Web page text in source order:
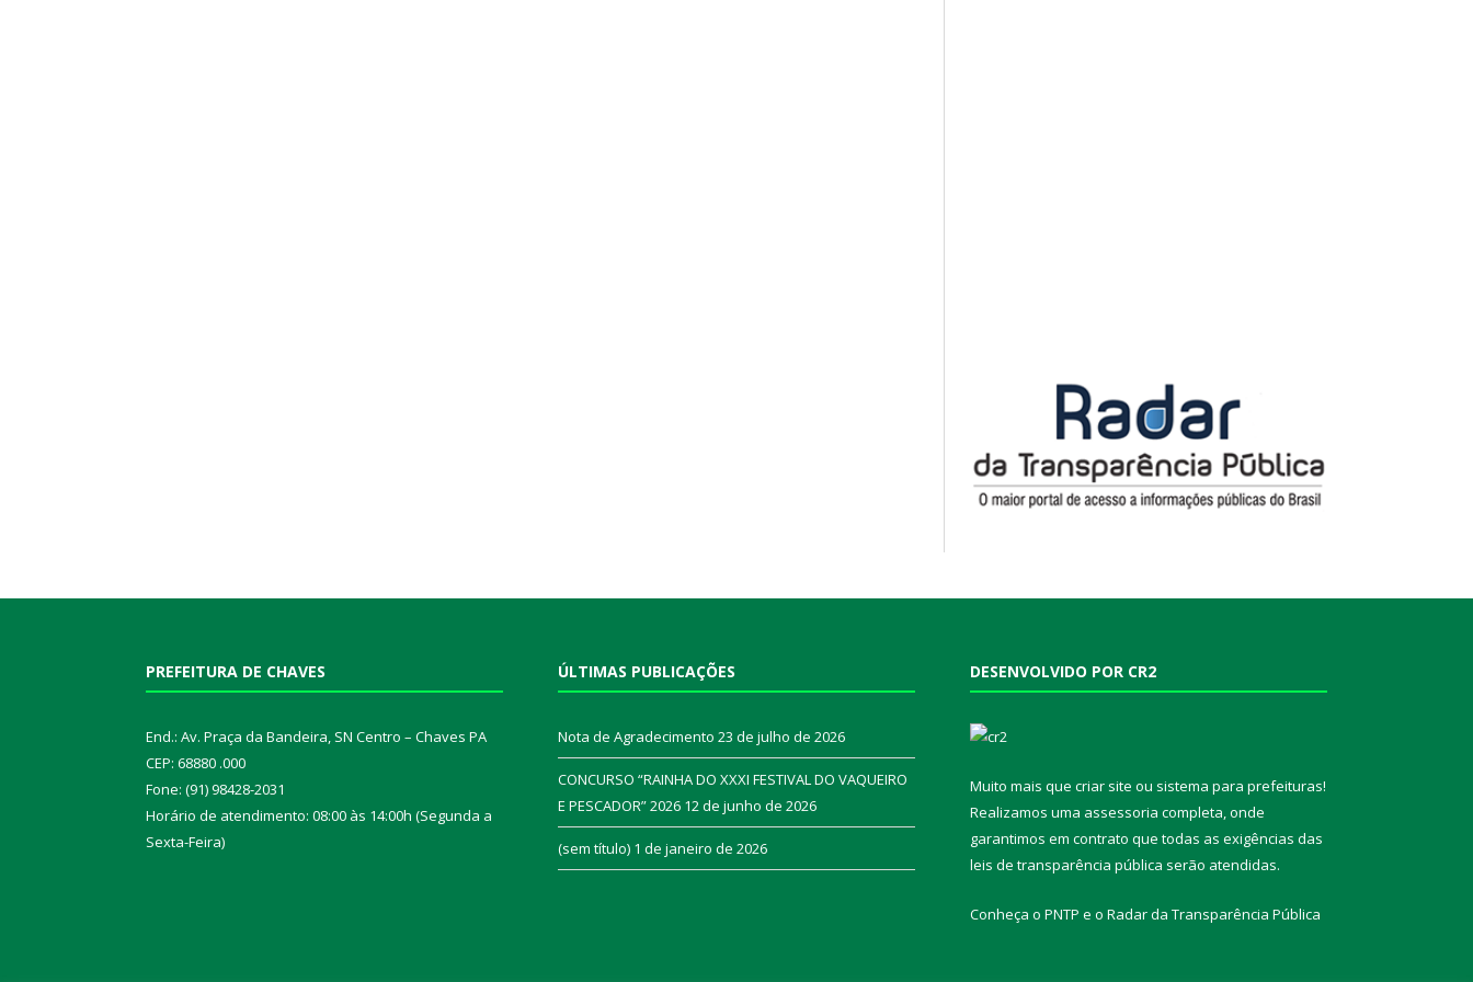
PREFEITURA DE CHAVES
End.: Av. Praça da Bandeira, SN Centro – Chaves PA
CEP: 68880 .000
Fone: (91) 98428-2031
Horário de atendimento: 08:00 às 14:00h (Segunda a
Sexta-Feira)
ÚLTIMAS PUBLICAÇÕES
Nota de Agradecimento 23 de julho de 2026
CONCURSO “RAINHA DO XXXI FESTIVAL DO VAQUEIRO
E PESCADOR” 2026 12 de junho de 2026
(sem título) 1 de janeiro de 2026
DESENVOLVIDO POR CR2
Muito mais que criar site ou sistema para prefeituras!
Realizamos uma assessoria completa, onde
garantimos em contrato que todas as exigências das
leis de transparência pública serão atendidas.
Conheça o PNTP e o Radar da Transparência Pública